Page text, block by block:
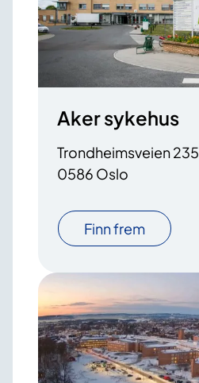
Aker sykehus
Trondheimsveien 235
0586 Oslo
Finn frem